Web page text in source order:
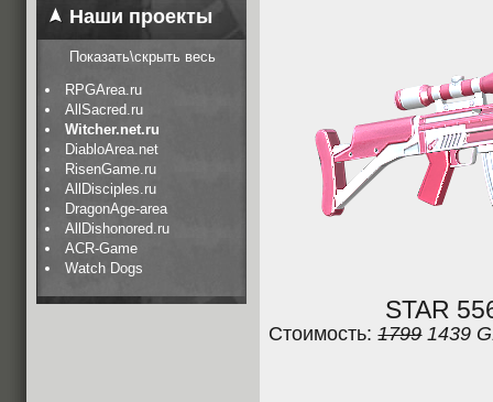
Наши проекты
Показать\скрыть весь
RPGArea.ru
AllSacred.ru
Witcher.net.ru
DiabloArea.net
RisenGame.ru
AllDisciples.ru
DragonAge-area
AllDishonored.ru
ACR-Game
Watch Dogs
STAR
Стоимость:17991439